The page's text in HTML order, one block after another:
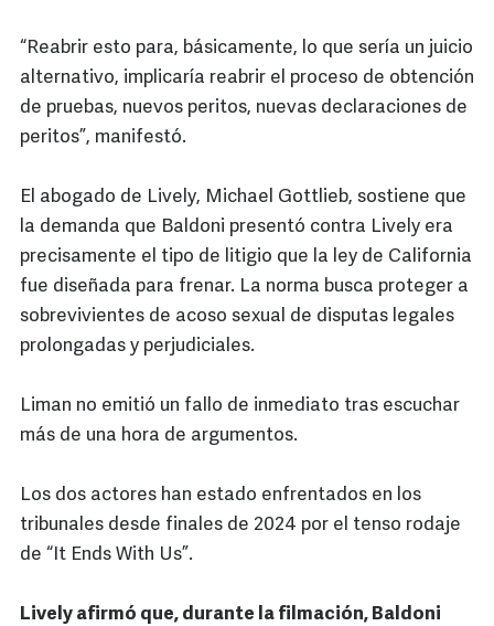
“Reabrir esto para, básicamente, lo que sería un juicio
alternativo, implicaría reabrir el proceso de obtención
de pruebas, nuevos peritos, nuevas declaraciones de
peritos”, manifestó.
El abogado de Lively, Michael Gottlieb, sostiene que
la demanda que Baldoni presentó contra Lively era
precisamente el tipo de litigio que la ley de California
fue diseñada para frenar. La norma busca proteger a
sobrevivientes de acoso sexual de disputas legales
prolongadas y perjudiciales.
Liman no emitió un fallo de inmediato tras escuchar
más de una hora de argumentos.
Los dos actores han estado enfrentados en los
tribunales desde finales de 2024 por el tenso rodaje
de “It Ends With Us”.
Lively afirmó que, durante la filmación, Baldoni